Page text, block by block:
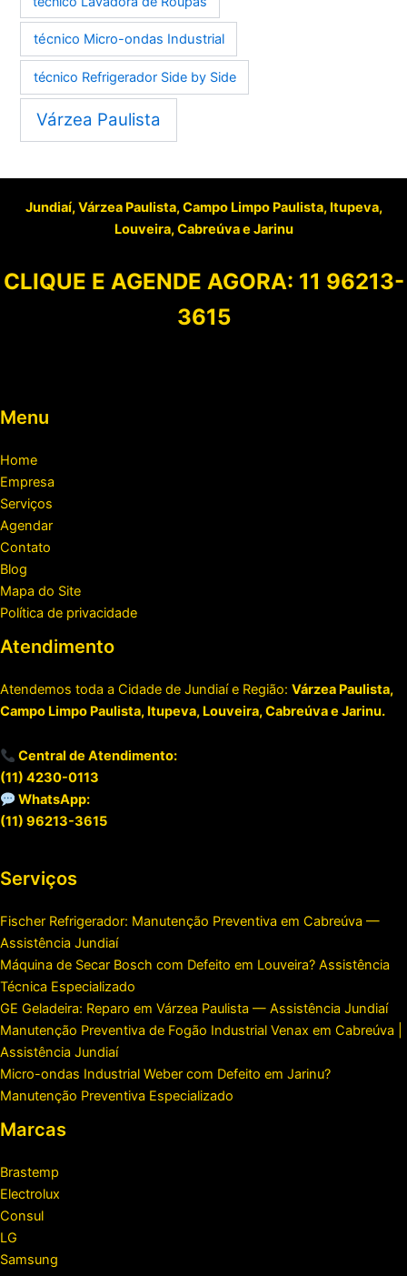
técnico Micro-ondas Industrial
técnico Refrigerador Side by Side
Várzea Paulista
Jundiaí, Várzea Paulista, Campo Limpo Paulista, Itupeva,
Louveira, Cabreúva e Jarinu
CLIQUE E AGENDE AGORA: 11 96213-
3615
Menu
Home
Empresa
Serviços
Agendar
Contato
Blog
Mapa do Site
Política de privacidade
Atendimento
Atendemos toda a Cidade de Jundiaí e Região: Várzea Paulista,
Campo Limpo Paulista, Itupeva, Louveira, Cabreúva e Jarinu.
Central de Atendimento:
(11) 4230-0113
WhatsApp:
(11) 96213-3615
Serviços
Fischer Refrigerador: Manutenção Preventiva em Cabreúva —
Assistência Jundiaí
Máquina de Secar Bosch com Defeito em Louveira? Assistência
Técnica Especializado
GE Geladeira: Reparo em Várzea Paulista — Assistência Jundiaí
Manutenção Preventiva de Fogão Industrial Venax em Cabreúva |
Assistência Jundiaí
Micro-ondas Industrial Weber com Defeito em Jarinu?
Manutenção Preventiva Especializado
Marcas
Brastemp
Electrolux
Consul
LG
Samsung